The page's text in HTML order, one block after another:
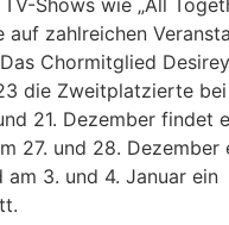
auf zahlreichen
Chormitglied
die Zweitplatzierte bei
21. Dezember findet
27. und 28. Dezember
3. und 4. Januar ein